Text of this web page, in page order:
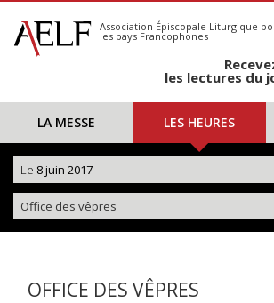
S'abonner
Calendrier
Association Épiscopale Liturgique
les pays Francophones
les lectures du
LA MESSE LES HEURES
Le 8 juin 2017
Office des vêpres
OFFICE DES VÊPRES